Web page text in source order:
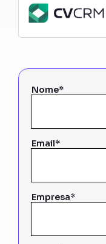
Nome*
Email*
Empresa*